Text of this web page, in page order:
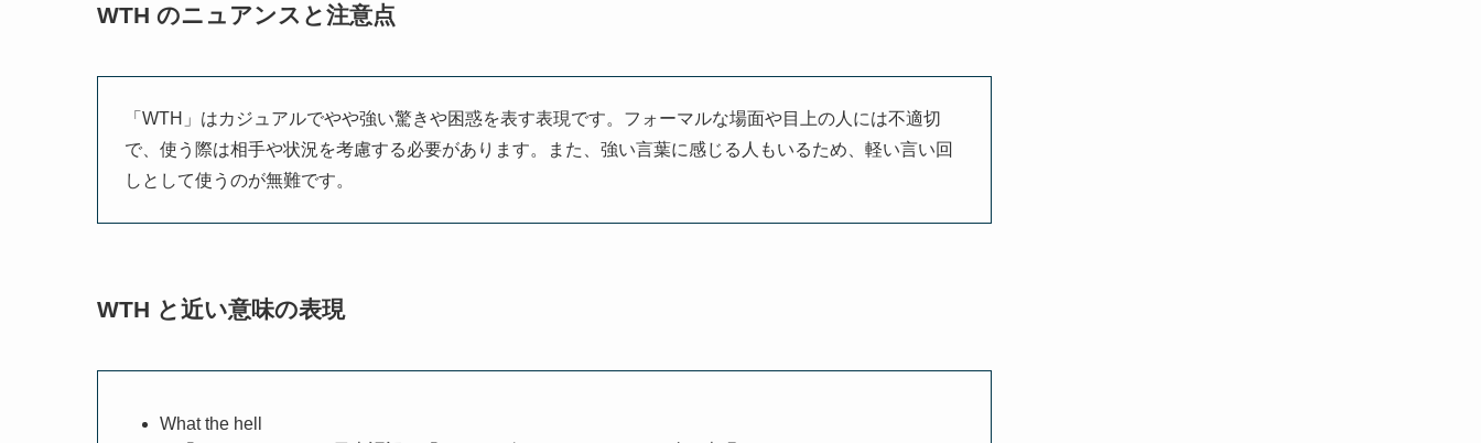
WTH のニュアンスと注意点
「WTH」はカジュアルでやや強い驚きや困惑を表す表現です。フォーマルな場面や目上の人には不適切
で、使う際は相手や状況を考慮する必要があります。また、強い言葉に感じる人もいるため、軽い言い回
しとして使うのが無難です。
WTH と近い意味の表現
What the hell